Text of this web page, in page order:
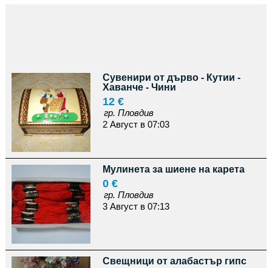
Сувенири от дърво - Кутии -
Хаванче - Чини
12 €
гр. Пловдив
2 Август в 07:03
Мулинета за шиене на карета
0 €
гр. Пловдив
3 Август в 07:13
Свещници от алабастър гипс